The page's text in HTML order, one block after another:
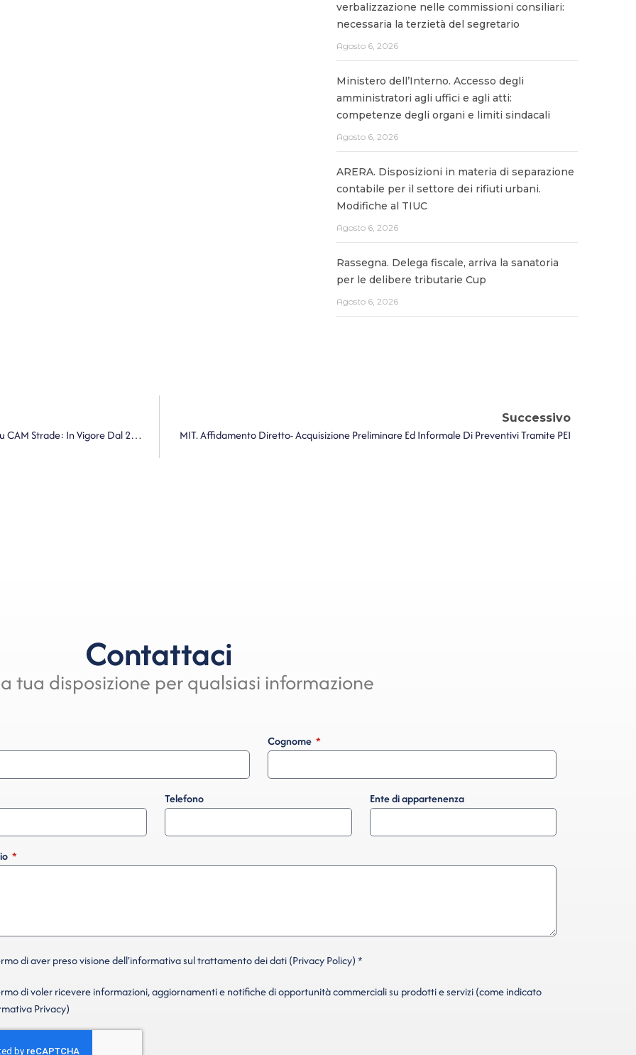
verbalizzazione nelle commissioni consiliari:
necessaria la terzietà del segretario
Agosto 6, 2026
Ministero dell’Interno. Accesso degli
amministratori agli uffici e agli atti:
competenze degli organi e limiti sindacali
Agosto 6, 2026
ARERA. Disposizioni in materia di separazione
contabile per il settore dei rifiuti urbani.
Modifiche al TIUC
Agosto 6, 2026
Rassegna. Delega fiscale, arriva la sanatoria
per le delibere tributarie Cup
Agosto 6, 2026
ANCI. Infrastrutture Stradali, Pubblicato In G.U. Decreto Su CAM Strade: In Vigore Dal 21 Dicembre
Successivo
MIT. Affidamento Diretto- Acquisizione Preliminare Ed Informale Di Preventivi Tramite PEI
Contattaci
tua disposizione per qualsiasi informazione
Cognome
Telefono Ente di appartenenza
di aver preso visione dell'informativa sul trattamento dei dati (Privacy Policy) *
di voler ricevere informazioni, aggiornamenti e notifiche di opportunità commerciali su prodotti e servizi (come indicato
Privacy)